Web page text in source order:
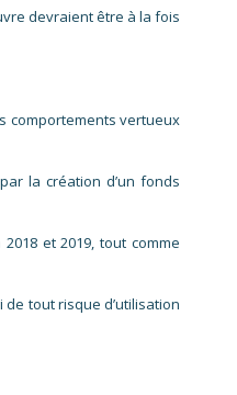
devraient être à la fois
comportements vertueux
la création d’un fonds
et 2019, tout comme
tout risque d’utilisation